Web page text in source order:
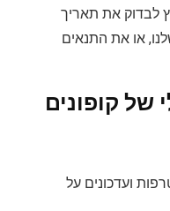
לבדוק את תאריך
או את התנאים
של קופונים
ועדכונים על